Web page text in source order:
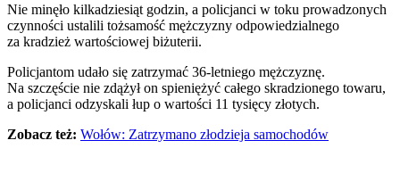
Nie minęło kilkadziesiąt godzin, a policjanci w toku prowadzonych
czynności ustalili tożsamość mężczyzny odpowiedzialnego
za kradzież wartościowej biżuterii.
Policjantom udało się zatrzymać 36-letniego mężczyznę.
Na szczęście nie zdążył on spieniężyć całego skradzionego towaru,
a policjanci odzyskali łup o wartości 11 tysięcy złotych.
Zobacz też: Wołów: Zatrzymano złodzieja samochodów